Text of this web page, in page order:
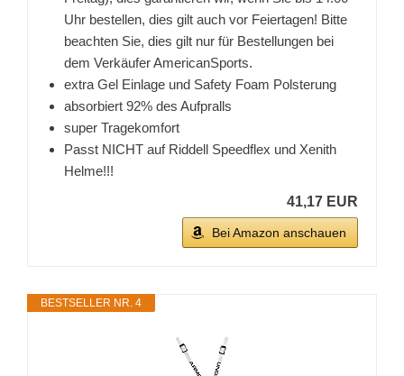
Uhr bestellen, dies gilt auch vor Feiertagen! Bitte
beachten Sie, dies gilt nur für Bestellungen bei
dem Verkäufer AmericanSports.
extra Gel Einlage und Safety Foam Polsterung
absorbiert 92% des Aufpralls
super Tragekomfort
Passt NICHT auf Riddell Speedflex und Xenith
Helme!!!
41,17 EUR
Bei Amazon anschauen
BESTSELLER NR. 4